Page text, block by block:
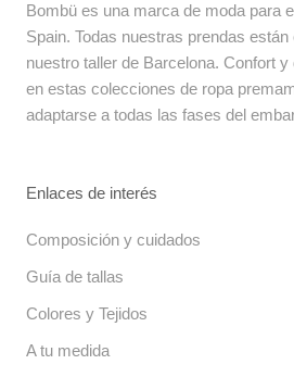
Bombü es una marca de moda para
Spain. Todas nuestras prendas
nuestro taller de Barcelona. Confort
en estas colecciones de ropa
adaptarse a todas las fases del
Enlaces de interés
Composición y cuidados
Guía de tallas
Colores y Tejidos
A tu medida